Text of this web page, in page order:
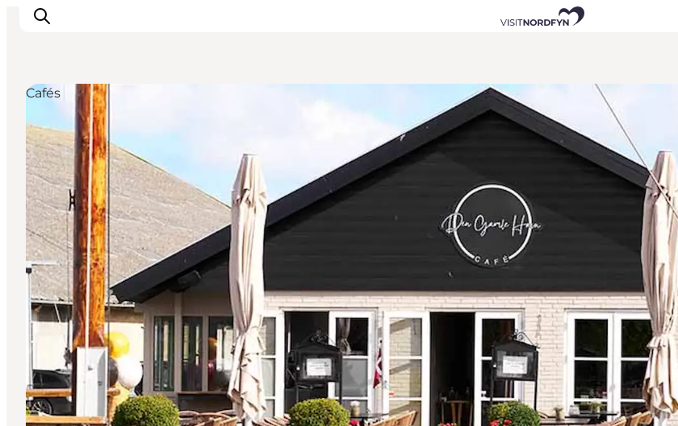
Erleben
Eventkalender
Essen und Trinken
Unterkünfte
Erlebnisbuchung
Für Kinder
Cafés